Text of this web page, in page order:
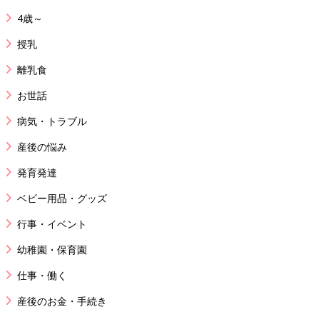
4歳～
授乳
離乳食
お世話
病気・トラブル
産後の悩み
発育発達
ベビー用品・グッズ
行事・イベント
幼稚園・保育園
仕事・働く
産後のお金・手続き